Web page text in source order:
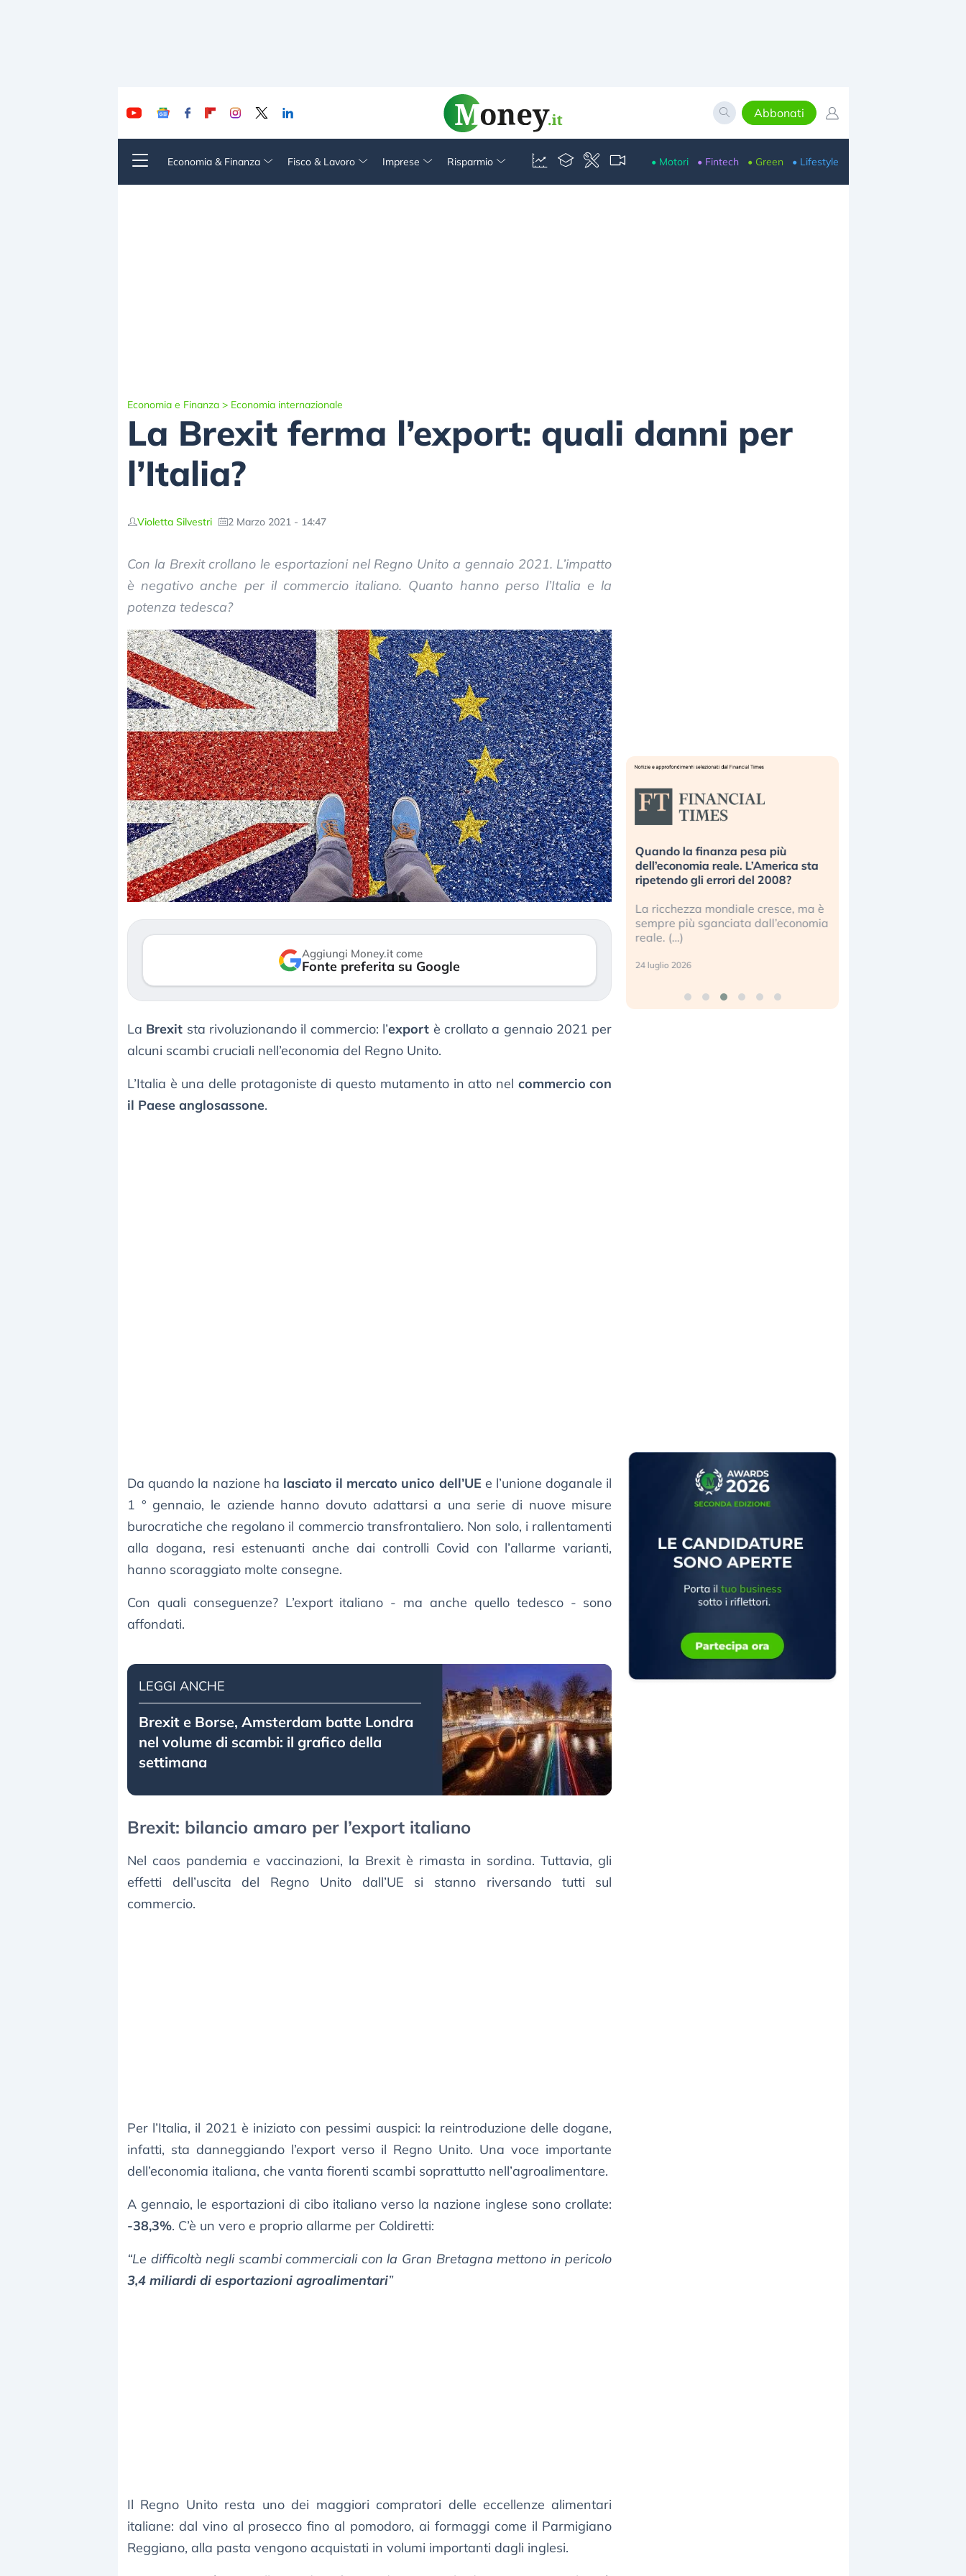
Abbonati
Economia & Finanza Fisco & Lavoro Imprese Risparmio • Motori • Fintech • Green • Lifestyle
Economia e Finanza > Economia internazionale
La Brexit ferma l’export: quali danni per
l’Italia?
Violetta Silvestri 2 Marzo 2021 - 14:47
Con la Brexit crollano le esportazioni nel Regno Unito a gennaio 2021. L’impatto
è negativo anche per il commercio italiano. Quanto hanno perso l’Italia e la
potenza tedesca?
Aggiungi Money.it come
Fonte preferita su Google
La Brexit sta rivoluzionando il commercio: l’export è crollato a gennaio 2021 per
alcuni scambi cruciali nell’economia del Regno Unito.
L’Italia è una delle protagoniste di questo mutamento in atto nel commercio con
il Paese anglosassone.
Da quando la nazione ha lasciato il mercato unico dell’UE e l’unione doganale il
1 ° gennaio, le aziende hanno dovuto adattarsi a una serie di nuove misure
burocratiche che regolano il commercio transfrontaliero. Non solo, i rallentamenti
alla dogana, resi estenuanti anche dai controlli Covid con l’allarme varianti,
hanno scoraggiato molte consegne.
Con quali conseguenze? L’export italiano - ma anche quello tedesco - sono
affondati.
LEGGI ANCHE
Brexit e Borse, Amsterdam batte Londra
nel volume di scambi: il grafico della
settimana
Brexit: bilancio amaro per l’export italiano
Nel caos pandemia e vaccinazioni, la Brexit è rimasta in sordina. Tuttavia, gli
effetti dell’uscita del Regno Unito dall’UE si stanno riversando tutti sul
commercio.
Per l’Italia, il 2021 è iniziato con pessimi auspici: la reintroduzione delle dogane,
infatti, sta danneggiando l’export verso il Regno Unito. Una voce importante
dell’economia italiana, che vanta fiorenti scambi soprattutto nell’agroalimentare.
A gennaio, le esportazioni di cibo italiano verso la nazione inglese sono crollate:
-38,3%. C’è un vero e proprio allarme per Coldiretti:
“Le difficoltà negli scambi commerciali con la Gran Bretagna mettono in pericolo
3,4 miliardi di esportazioni agroalimentari”
Il Regno Unito resta uno dei maggiori compratori delle eccellenze alimentari
italiane: dal vino al prosecco fino al pomodoro, ai formaggi come il Parmigiano
Reggiano, alla pasta vengono acquistati in volumi importanti dagli inglesi.
Dalle valutazioni estreme alla
correzione. Cosa sta guidando il
repricing degli asset?
mostrando segni di stanchezza
verso le (…)
«La mia vita è rovinata». Investitori
in preda al panico dopo lo scoppio
della bolla AI
Kospi, mentre gli investitori retail (…)
30 luglio 2026
Quando la finanza pesa più
dell’economia reale. L’America sta
ripetendo gli errori del 2008?
La ricchezza mondiale cresce, ma è
sempre più sganciata dall’economia
reale. (…)
24 luglio 2026